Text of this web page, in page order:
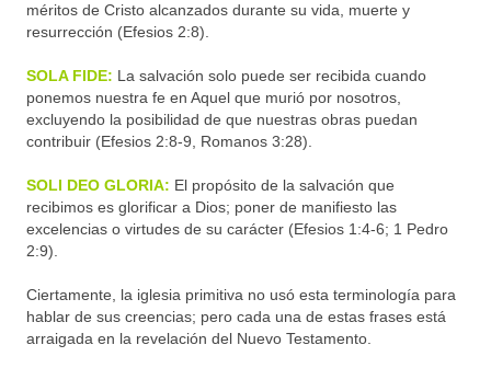
méritos de Cristo alcanzados durante su vida, muerte y
resurrección (Efesios 2:8).
SOLA FIDE: La salvación solo puede ser recibida cuando
ponemos nuestra fe en Aquel que murió por nosotros,
excluyendo la posibilidad de que nuestras obras puedan
contribuir (Efesios 2:8-9, Romanos 3:28).
SOLI DEO GLORIA: El propósito de la salvación que
recibimos es glorificar a Dios; poner de manifiesto las
excelencias o virtudes de su carácter (Efesios 1:4-6; 1 Pedro
2:9).
Ciertamente, la iglesia primitiva no usó esta terminología para
hablar de sus creencias; pero cada una de estas frases está
arraigada en la revelación del Nuevo Testamento.